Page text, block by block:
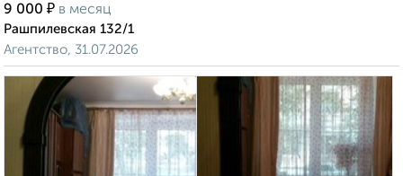
9 000 ₽ в месяц
Рашпилевская 132/1
Агентство, 31.07.2026